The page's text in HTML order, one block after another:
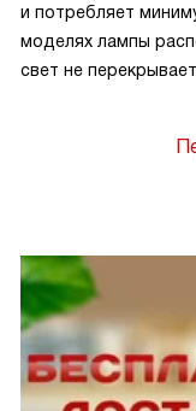
и потребляет
моделях лампы
свет не